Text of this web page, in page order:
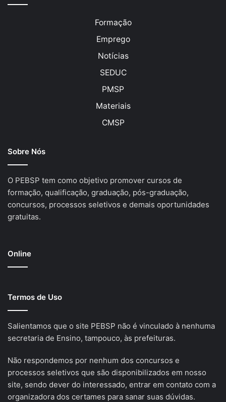
Formação
Emprego
Notícias
SEDUC
PMSP
Materiais
CMSP
Sobre Nós
O PEBSP tem como objetivo promover cursos de
formação, qualificação, graduação, pós-graduação,
concursos, processos seletivos e demais oportunidades
gratuitas.
Online
Termos de Uso
Salientamos que o site PEBSP não é vinculado à nenhuma
secretaria de Ensino, tampouco, às prefeituras.
Não respondemos por nenhum dos concursos e
processos seletivos que são disponibilizados em nosso
site, sendo dever do interessado, entrar em contato com a
organizadora dos certames para sanar suas dúvidas.